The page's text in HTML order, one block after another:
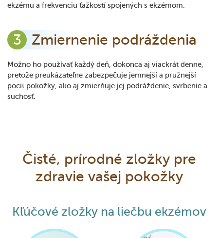
ekzému a frekvenciu ťažkostí spojených s ekzémom.
Zmiernenie podráždenia
Možno ho používať každý deň, dokonca aj viackrát denne,
pretože preukázateľne zabezpečuje jemnejší a pružnejší
pocit pokožky, ako aj zmierňuje jej podráždenie, svrbenie a
suchosť.
Čisté, prírodné zložky pre
zdravie vašej pokožky
Kľúčové zložky na liečbu ekzémov